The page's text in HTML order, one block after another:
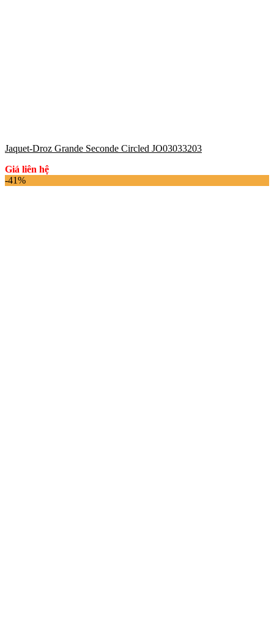
Jaquet-Droz Grande Seconde Circled JO03033203
Giá liên hệ
-41%